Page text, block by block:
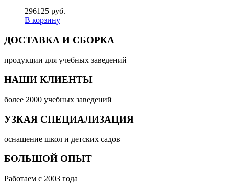
296125 руб.
В корзину
ДОСТАВКА И СБОРКА
продукции для учебных заведений
НАШИ КЛИЕНТЫ
более 2000 учебных заведений
УЗКАЯ СПЕЦИАЛИЗАЦИЯ
оснащение школ и детских садов
БОЛЬШОЙ ОПЫТ
Работаем с 2003 года